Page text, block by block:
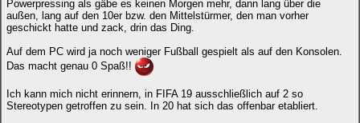
Powerpressing als gäbe es keinen Morgen mehr, dann lang über die
außen, lang auf den 10er bzw. den Mittelstürmer, den man vorher
geschickt hatte und zack, drin das Ding.
Auf dem PC wird ja noch weniger Fußball gespielt als auf den Konsolen.
Das macht genau 0 Spaß!!
Ich kann mich nicht erinnern, in FIFA 19 ausschließlich auf 2 so
Stereotypen getroffen zu sein. In 20 hat sich das offenbar etabliert.